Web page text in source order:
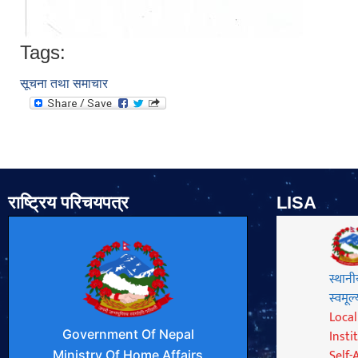
Tags:
सूचना तथा समाचार
राष्ट्रिय परिचयपत्र LISA